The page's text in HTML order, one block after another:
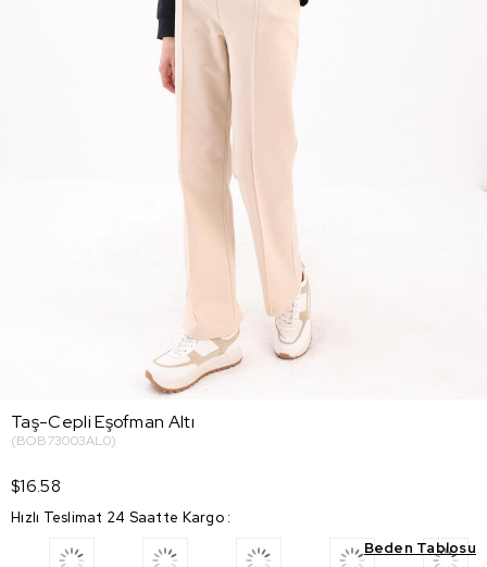
Taş-Cepli Eşofman Altı
(BOB73003AL0)
$16.58
Hızlı Teslimat 24 Saatte Kargo :
Beden Tablosu